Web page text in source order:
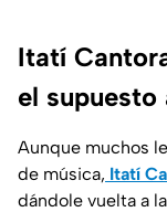
Itatí
el supuesto
Aunque muchos
de música, Itatí
dándole vuelta a